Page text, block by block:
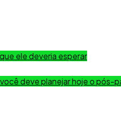
ele deveria esperar
deve planejar hoje o pós-